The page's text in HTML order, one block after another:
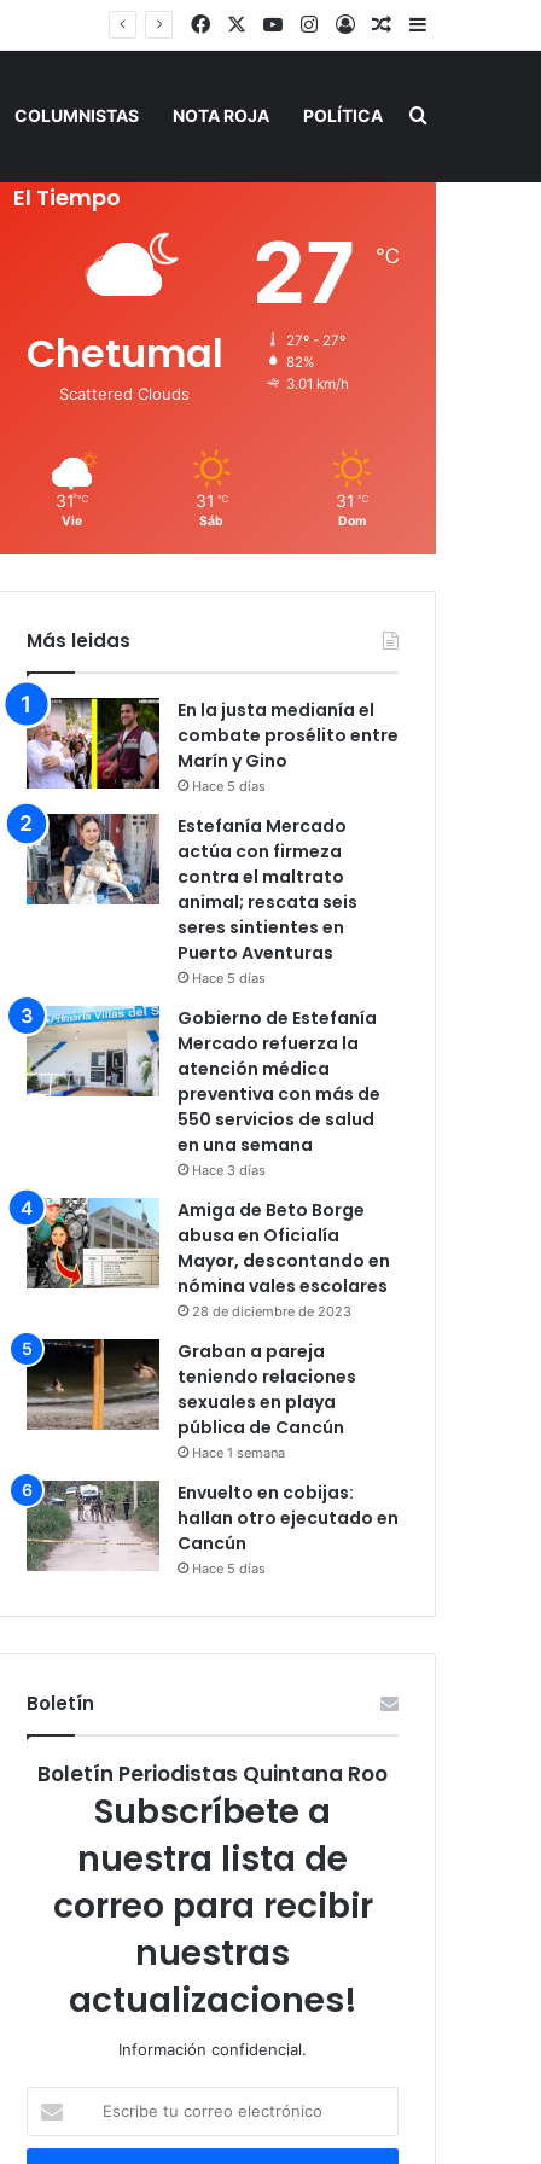
FacebookYouTubeInstagram
AccesoPublicación al
Barra lateral
COLUMNISTAS NOTA ROJA POLÍTICA Buscar por
El Tiempo
Chetumal
Scattered Clouds
27 ℃
27º - 27º
82%
3.01 km/h
31 ℃
Vie
31 ℃
Sáb
31 ℃
Dom
Más leidas
En la justa medianía el
combate prosélito entre
Marín y Gino
Hace 5 días
Estefanía Mercado
actúa con firmeza
contra el maltrato
animal; rescata seis
seres sintientes en
Puerto Aventuras
Hace 5 días
Gobierno de Estefanía
Mercado refuerza la
atención médica
preventiva con más de
550 servicios de salud
en una semana
Hace 3 días
Amiga de Beto Borge
abusa en Oficialía
Mayor, descontando en
nómina vales escolares
28 de diciembre de 2023
Graban a pareja
teniendo relaciones
sexuales en playa
pública de Cancún
Hace 1 semana
Envuelto en cobijas:
hallan otro ejecutado en
Cancún
Hace 5 días
Boletín
Boletín Periodistas Quintana Roo
Subscríbete a
nuestra lista de
correo para recibir
nuestras
actualizaciones!
Información confidencial.
tu
correo